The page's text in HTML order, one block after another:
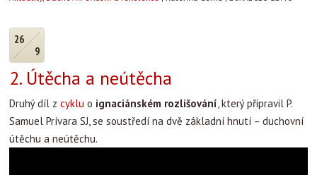
26
9
2. Útěcha a neútěcha
Druhý díl z cyklu o ignaciánském rozlišování, který připravil P.
Samuel Prívara SJ, se soustředí na dvě základní hnutí – duchovní
útěchu a neútěchu.